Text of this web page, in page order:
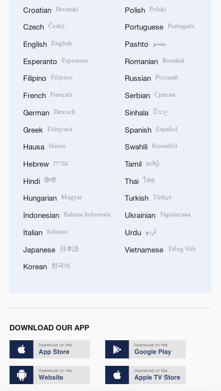
Croatian Hrvatski
Czech Český
English English
Esperanto Esperanto
Filipino Filipino
French Français
German Deutsch
Greek Ελληνικά
Hausa Hausa
Hebrew עברית
Hindi हिन्दी
Hungarian Magyar
Indonesian Bahasa Indonesia
Italian Italiano
Japanese 日本語
Korean 한국어
Polish Polski
Portuguese Português
Pashto پښتو
Romanian Română
Russian Русский
Serbian Српски
Sinhala සිංහල
Spanish Español
Swahili Kiswahili
Tamil தமிழ்
Thai ไทย
Turkish Türkçe
Ukrainian Українська
Urdu اردو
Vietnamese Tiếng Việt
DOWNLOAD OUR APP